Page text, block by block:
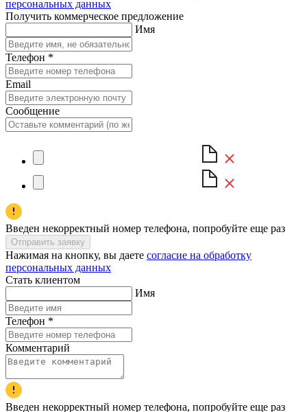
персональных данных
Получить коммерческое предложение
Имя
Телефон *
Email
Сообщение
Введен некорректный номер телефона, попробуйте еще раз
Отправить заявку
Нажимая на кнопку, вы даете согласие на обработку
персональных данных
Стать клиентом
Имя
Телефон *
Комментарий
Введен некорректный номер телефона, попробуйте еще раз